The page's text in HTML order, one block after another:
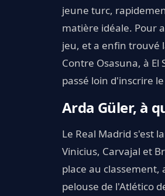
jeune turc,
matière idéale. Pour
jeu, et a enfin trouvé
Contre Osasuna, à El
passé loin d'inscrire
Arda Güler, à
Le Real Madrid s'est
Vinicius, Carvajal et
place au classement,
pelouse de l'Atlético